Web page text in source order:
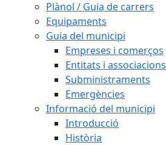
Plànol / Guia de carrers
Equipaments
Guia del municipi
Empreses i comerços
Entitats i associacions
Subministraments
Emergències
Informació del municipi
Introducció
Història